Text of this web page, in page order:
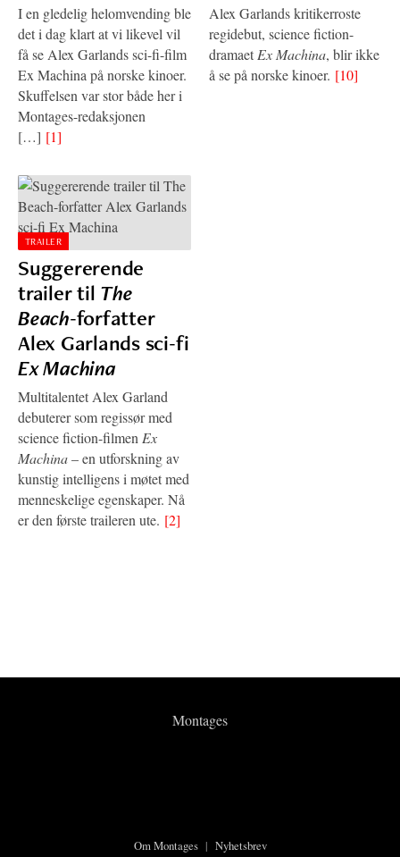
I en gledelig helomvending ble
det i dag klart at vi likevel vil
få se Alex Garlands sci-fi-film
Ex Machina på norske kinoer.
Skuffelsen var stor både her i
Montages-redaksjonen
[…] [1]
Alex Garlands kritikerroste
regidebut, science fiction-
dramaet Ex Machina, blir ikke
å se på norske kinoer. [10]
TRAILER
Suggererende
trailer til The
Beach-forfatter
Alex Garlands sci-fi
Ex Machina
Multitalentet Alex Garland
debuterer som regissør med
science fiction-filmen Ex
Machina– en utforskning av
kunstig intelligens i møtet med
menneskelige egenskaper. Nå
er den første traileren ute. [2]
Montages
Om Montages| Nyhetsbrev